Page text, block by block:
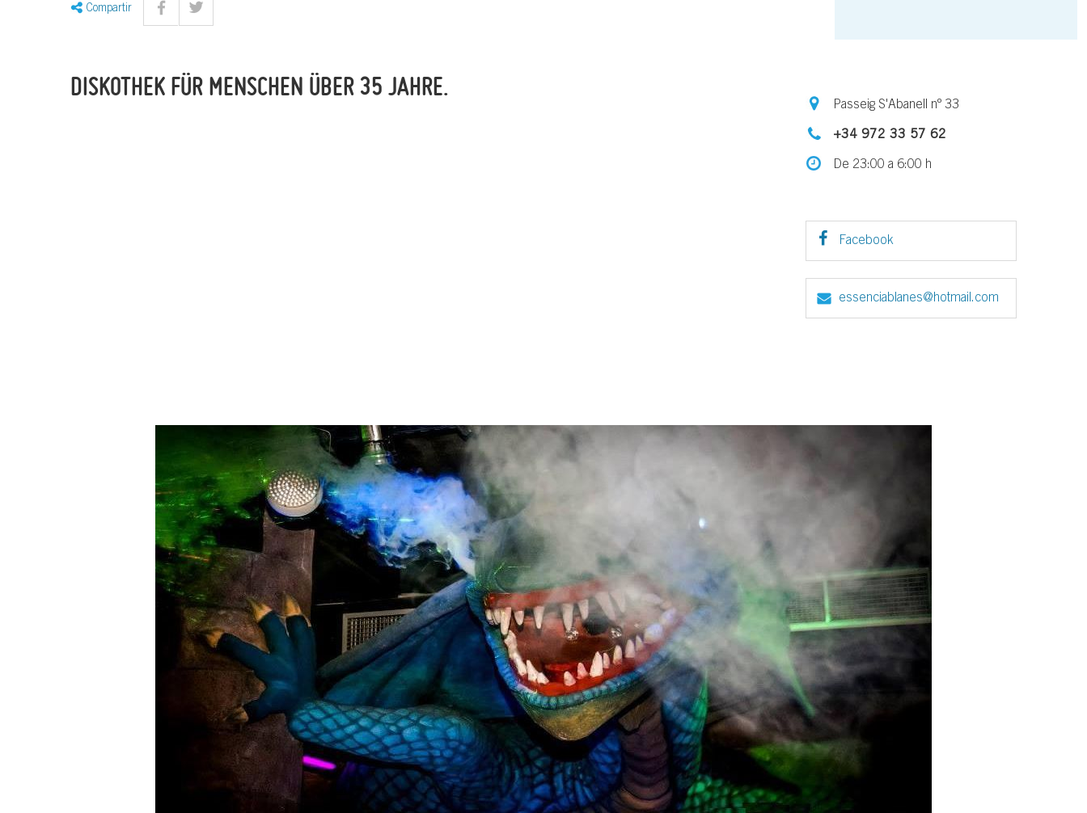
Compartir
DISKOTHEK FÜR MENSCHEN ÜBER 35 JAHRE.
Passeig S'Abanell nº 33
+34 972 33 57 62
De 23:00 a 6:00 h
Facebook
essenciablanes@hotmail.com